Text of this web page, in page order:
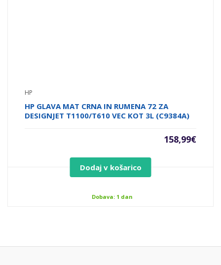
HP
HP GLAVA MAT CRNA IN RUMENA 72 ZA
DESIGNJET T1100/T610 VEC KOT 3L (C9384A)
158,99€
Dodaj v košarico
Dobava: 1 dan